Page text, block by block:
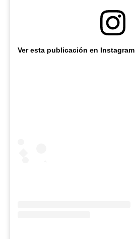
Ver esta publicación en Instagram